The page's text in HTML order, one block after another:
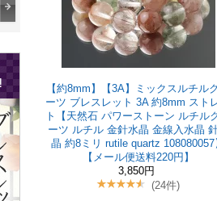
【約8mm】【3A】ミックスルチル
ーツ ブレスレット 3A 約8mm スト
ト【天然石 パワーストーン ルチル
ーツ ルチル 金針水晶 金線入水晶
晶 約8ミリ rutile quartz 108080057
【メール便送料220円】
3,850円
(24件)